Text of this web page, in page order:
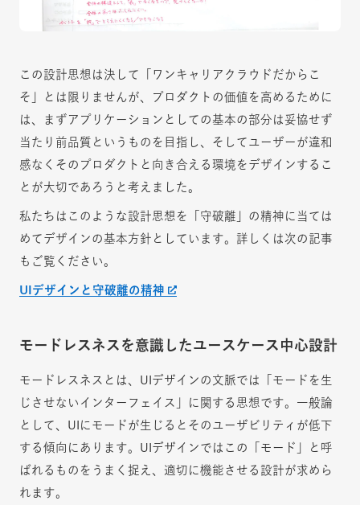
この設計思想は決して「ワンキャリアクラウドだからこ
そ」とは限りませんが、プロダクトの価値を高めるために
は、まずアプリケーションとしての基本の部分は妥協せず
当たり前品質というものを目指し、そしてユーザーが違和
感なくそのプロダクトと向き合える環境をデザインするこ
とが大切であろうと考えました。
私たちはこのような設計思想を「守破離」の精神に当ては
めてデザインの基本方針としています。詳しくは次の記事
もご覧ください。
UIデザインと守破離の精神
モードレスネスを意識したユースケース中心設計
モードレスネスとは、UIデザインの文脈では「モードを生
じさせないインターフェイス」に関する思想です。一般論
として、UIにモードが生じるとそのユーザビリティが低下
する傾向にあります。UIデザインではこの「モード」と呼
ばれるものをうまく捉え、適切に機能させる設計が求めら
れます。